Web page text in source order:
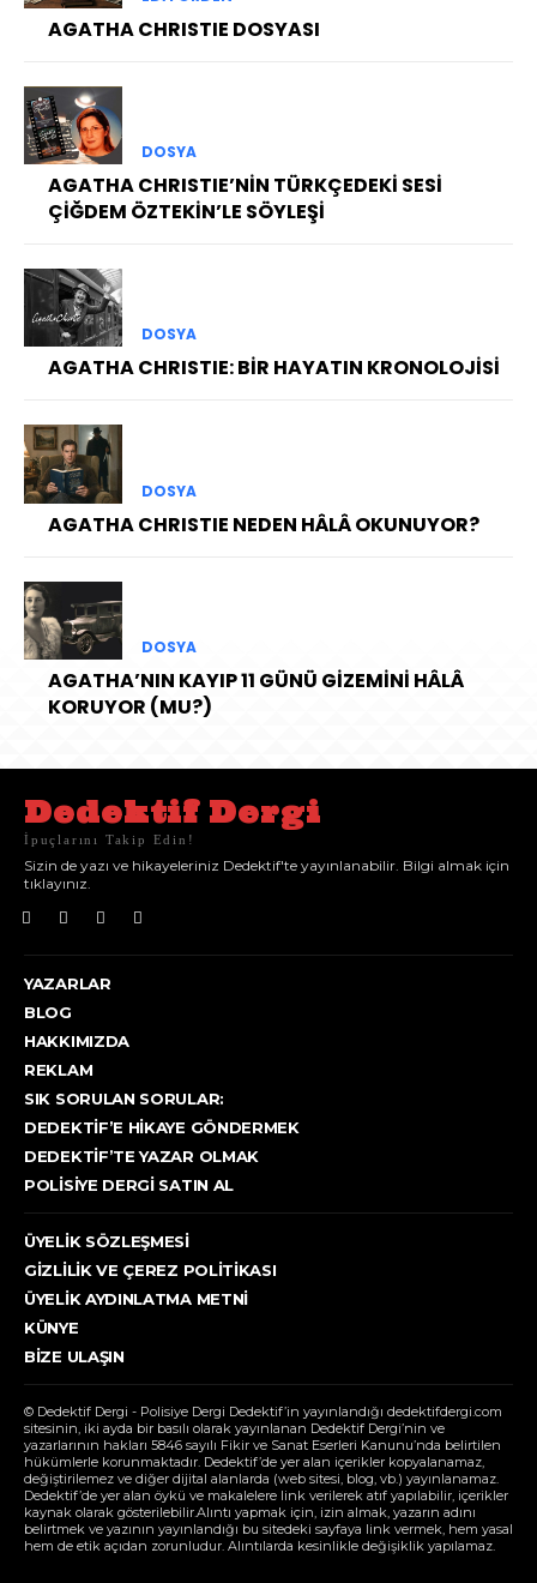
AGATHA CHRISTIE DOSYASI
DOSYA
AGATHA CHRISTIE’NİN TÜRKÇEDEKİ SESİ
ÇİĞDEM ÖZTEKİN’LE SÖYLEŞİ
DOSYA
AGATHA CHRISTIE: BİR HAYATIN KRONOLOJİSİ
DOSYA
AGATHA CHRISTIE NEDEN HÂLÂ OKUNUYOR?
DOSYA
AGATHA’NIN KAYIP 11 GÜNÜ GİZEMİNİ HÂLÂ
KORUYOR (MU?)
Dedektif Dergi
İpuçlarını Takip Edin!
Sizin de yazı ve hikayeleriniz Dedektif'te yayınlanabilir. Bilgi almak için
tıklayınız.
YAZARLAR
BLOG
HAKKIMIZDA
REKLAM
SIK SORULAN SORULAR:
DEDEKTIF’E HIKAYE GÖNDERMEK
DEDEKTIF’TE YAZAR OLMAK
POLISIYE DERGI SATIN AL
ÜYELIK SÖZLEŞMESI
GIZLILIK VE ÇEREZ POLITIKASI
ÜYELIK AYDINLATMA METNI
KÜNYE
BIZE ULAŞIN
© Dedektif Dergi - Polisiye Dergi Dedektif’in yayınlandığı dedektifdergi.com
sitesinin, iki ayda bir basılı olarak yayınlanan Dedektif Dergi’nin ve
yazarlarının hakları 5846 sayılı Fikir ve Sanat Eserleri Kanunu’nda belirtilen
hükümlerle korunmaktadır. Dedektif’de yer alan içerikler kopyalanamaz,
değiştirilemez ve diğer dijital alanlarda (web sitesi, blog, vb.) yayınlanamaz.
Dedektif’de yer alan öykü ve makalelere link verilerek atıf yapılabilir, içerikler
kaynak olarak gösterilebilir.Alıntı yapmak için, izin almak, yazarın adını
belirtmek ve yazının yayınlandığı bu sitedeki sayfaya link vermek, hem yasal
hem de etik açıdan zorunludur. Alıntılarda kesinlikle değişiklik yapılamaz.